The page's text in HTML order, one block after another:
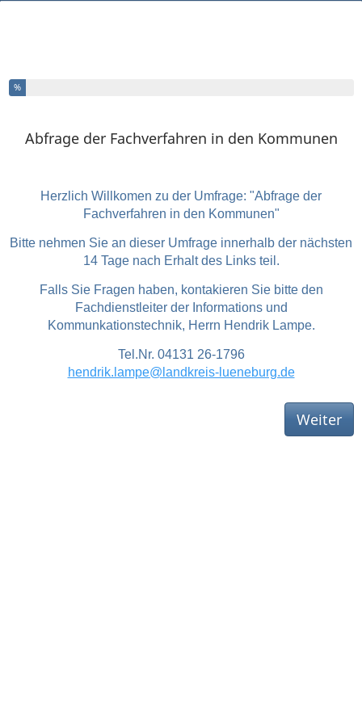
Sie haben % dieser Umfrage fertiggestellt.
%
Abfrage der Fachverfahren in den Kommunen
Herzlich Willkomen zu der Umfrage: "Abfrage der
Fachverfahren in den Kommunen"
Bitte nehmen Sie an dieser Umfrage innerhalb der nächsten
14 Tage nach Erhalt des Links teil.
Falls Sie Fragen haben, kontakieren Sie bitte den
Fachdienstleiter der Informations und
Kommunkationstechnik, Herrn Hendrik Lampe.
Tel.Nr. 04131 26-1796
hendrik.lampe@landkreis-lueneburg.de
Weiter